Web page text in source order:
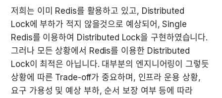
저희는 이미 Redis를 활용하고 있고, Distributed
Lock에 부하가 적지 않을것으로 예상되어, Single
Redis를 이용하여 Distributed Lock을 구현하였습니다.
그러나 모든 상황에서 Redis를 이용한 Distributed
Lock이 최적은 아닙니다. 대부분의 엔지니어링이 그렇듯
상황에 따른 Trade-off가 중요하며, 인프라 운용 상황,
요구 가용성 및 예상 부하, 순서 보장 여부 등에 따라